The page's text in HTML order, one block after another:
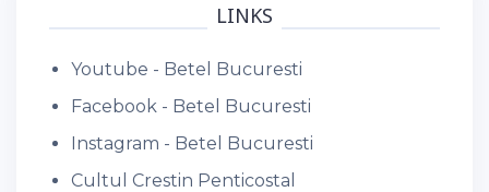
LINKS
Youtube - Betel Bucuresti
Facebook - Betel Bucuresti
Instagram - Betel Bucuresti
Cultul Crestin Penticostal